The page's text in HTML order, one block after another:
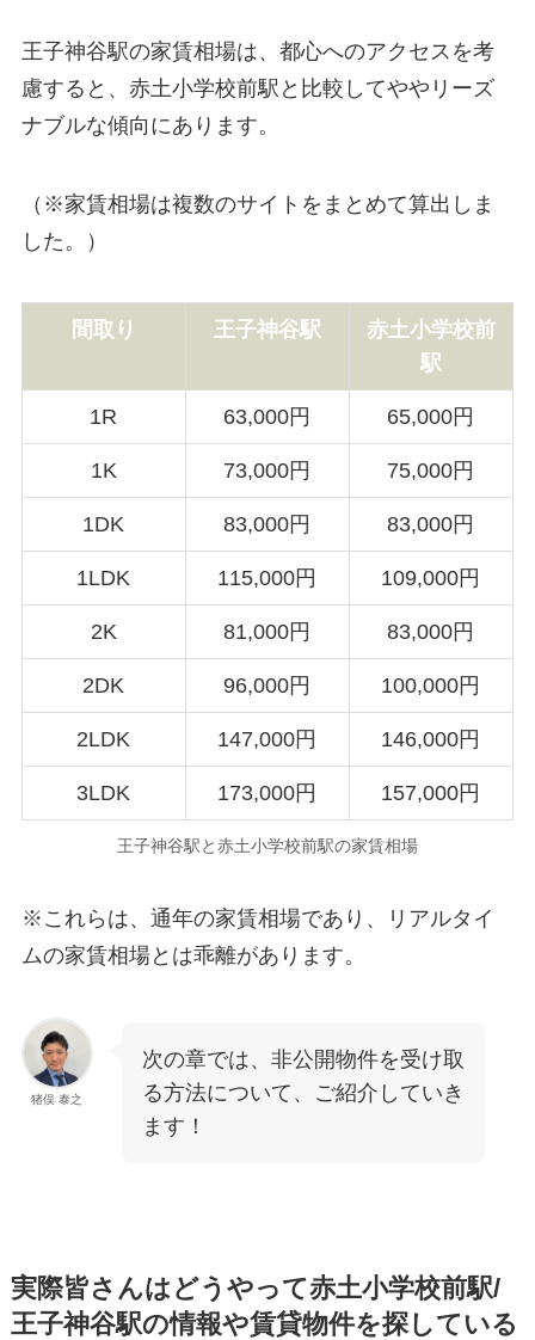
王子神谷駅の家賃相場は、都心へのアクセスを考
慮すると、赤土小学校前駅と比較してややリーズ
ナブルな傾向にあります。
（※家賃相場は複数のサイトをまとめて算出しま
した。）
間取り 王子神谷駅
赤土小学校前
駅
1R 63,000円 65,000円
1K 73,000円 75,000円
1DK 83,000円 83,000円
1LDK 115,000円 109,000円
2K 81,000円 83,000円
2DK 96,000円 100,000円
2LDK 147,000円 146,000円
3LDK 173,000円 157,000円
王子神谷駅と赤土小学校前駅の家賃相場
※これらは、通年の家賃相場であり、リアルタイ
ムの家賃相場とは乖離があります。
猪俣 泰之
次の章では、非公開物件を受け取
る方法について、ご紹介していき
ます！
実際皆さんはどうやって赤土小学校前駅/
王子神谷駅の情報や賃貸物件を探している